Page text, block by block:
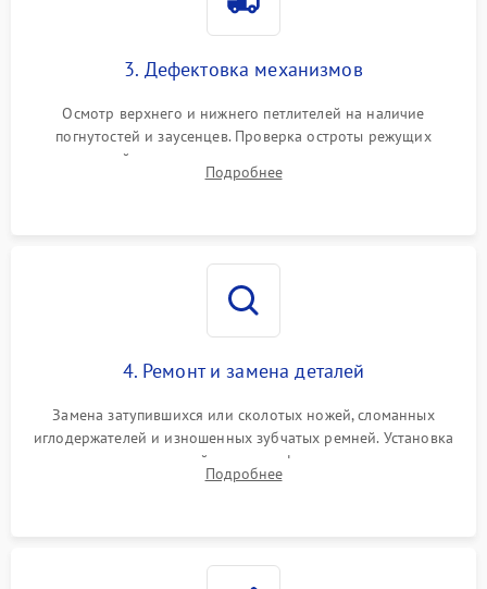
3. Дефектовка механизмов
Осмотр верхнего и нижнего петлителей на наличие
погнутостей и заусенцев. Проверка остроты режущих
кромок ножей, состояния приводного ремня, электромотора
и механизма дифференциальной подачи ткани.
Подробнее
4. Ремонт и замена деталей
Замена затупившихся или сколотых ножей, сломанных
иглодержателей и изношенных зубчатых ремней. Установка
новых петлителей взамен деформированных.
Восстановление контактов в педали и цепях
Подробнее